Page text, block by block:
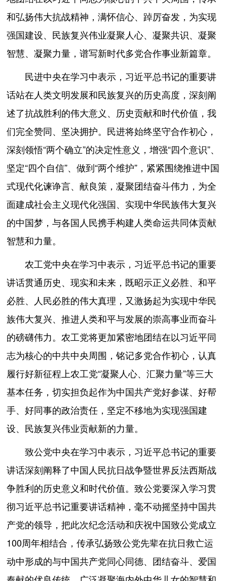
和弘扬伟大抗战精神，满怀信心、踔厉奋发，为实现
强国建设、民族复兴伟业凝聚人心、凝聚共识、凝聚
智慧、凝聚力量，谱写新时代多党合作事业新篇章。
民进中央在学习中表示，习近平总书记的重要讲
话站在人类文明发展和民族复兴的历史高度，深刻阐
述了抗战胜利的伟大意义、历史贡献和时代价值，我
们完全赞同、坚决拥护。民进将始终坚守合作初心，
深刻领悟“两个确立”的决定性意义，增强“四个意识”、
坚定“四个自信”、做到“两个维护”，紧紧围绕推进中国
式现代化谏诤言、献良策，凝聚团结奋斗伟力，为全
面建成社会主义现代化强国、实现中华民族伟大复兴
的中国梦，与各国人民携手构建人类命运共同体贡献
智慧和力量。
农工党中央在学习中表示，习近平总书记的重要
讲话贯通历史、现实和未来，既昭示正义必胜、和平
必胜、人民必胜的伟大真理，又激扬起为实现中华民
族伟大复兴、推进人类和平与发展的崇高事业而奋斗
的磅礴伟力。农工党将更加紧密地团结在以习近平同
志为核心的中共中央周围，铭记多党合作初心，认真
履行好新征程上农工党“凝聚人心、汇聚力量”等三大
基本任务，切实担负起作为中国共产党好参谋、好帮
手、好同事的政治责任，坚定不移地为实现强国建
设、民族复兴伟业贡献新的力量。
致公党中央在学习中表示，习近平总书记的重要
讲话深刻阐释了中国人民抗日战争暨世界反法西斯战
争胜利的历史意义和时代价值。致公党要深入学习贯
彻习近平总书记重要讲话精神，毫不动摇坚持中国共
产党的领导，把此次纪念活动和庆祝中国致公党成立
100周年相结合，传承弘扬致公党先辈在抗日救亡运
动中形成的与中国共产党同心同德、团结奋斗、爱国